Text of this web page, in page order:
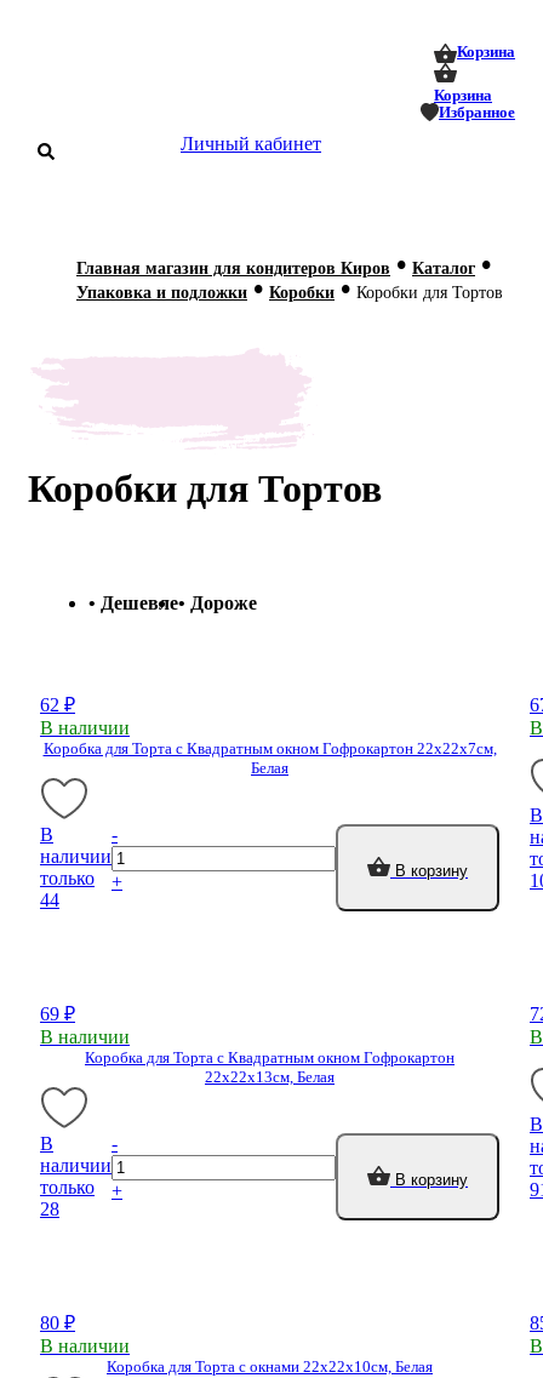
Корзина
Корзина
Избранное
Личный кабинет
Статьи
О нас
классы
звонок
106
256-54-
Главная магазин для кондитеров Киров • Каталог •
Упаковка и подложки • Коробки • Коробки для Тортов
Коробки для Тортов
• Дешевле• Дороже
62 ₽
В наличии
Коробка для Торта с Квадратным окном Гофрокартон 22х22х7см,
Белая
В
наличии
только
44
-
+
В корзину
В
69 ₽
В наличии
Коробка для Торта с Квадратным окном Гофрокартон
22х22х13см, Белая
В
наличии
только
28
-
+
В корзину
В
80 ₽
В наличии
Коробка для Торта с окнами 22х22х10см, Белая